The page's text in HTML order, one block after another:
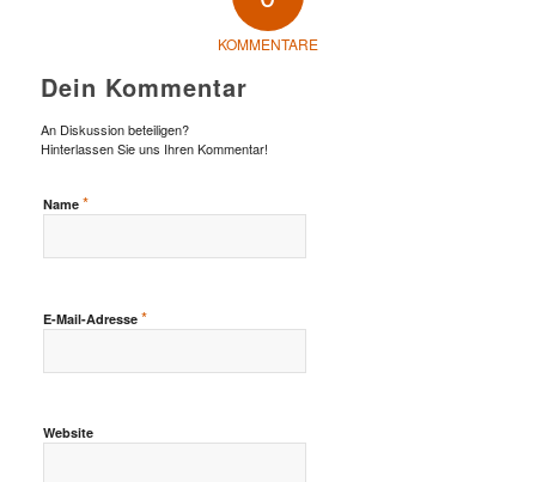
KOMMENTARE
Dein Kommentar
An Diskussion beteiligen?
Hinterlassen Sie uns Ihren Kommentar!
Name *
E-Mail-Adresse *
Website